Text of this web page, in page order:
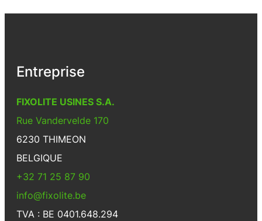
Entreprise
FIXOLITE USINES S.A.
Rue Vandervelde 170
6230 THIMEON
BELGIQUE
+32 71 25 87 90
info@fixolite.be
TVA : BE 0401.648.294